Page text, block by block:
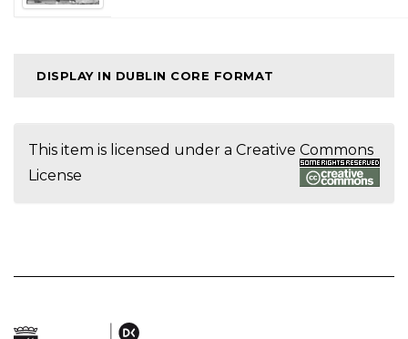
DISPLAY IN DUBLIN CORE FORMAT
This item is licensed under a Creative Commons
License